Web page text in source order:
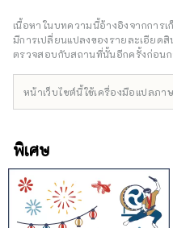
เลิศ พื้นที่รอบๆ
ปรับปรุงใหม่ ซึ่
และในขณะที่เมื
ถนนช้อปปิ้งที่คึก
เนื้อหาในบทความนี้อ้างอิงจากการ
มีการเปลี่ยนแปลงของรายละเอียด
ตรวจสอบกับสถานที่นั้นอีกครั้งก่อนก
หน้าเว็บไซต์นี้ใช้เครื่องมือแปลภ
พิเศษ